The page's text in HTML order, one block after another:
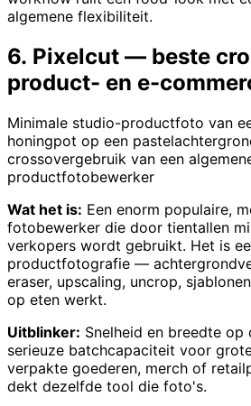
algemene flexibiliteit.
6. Pixelcut — beste
product- en e-
Minimale studio-productfoto van
honingpot op een
crossovergebruik van een
productfotobewerker
Wat het is: Een enorm populaire,
fotobewerker die door tientallen
verkopers wordt gebruikt. Het is
productfotografie —
eraser, upscaling, uncrop,
op eten werkt.
Uitblinker: Snelheid en breedte op
serieuze batchcapaciteit voor
verpakte goederen, merch of
dekt dezelfde tool die foto's.